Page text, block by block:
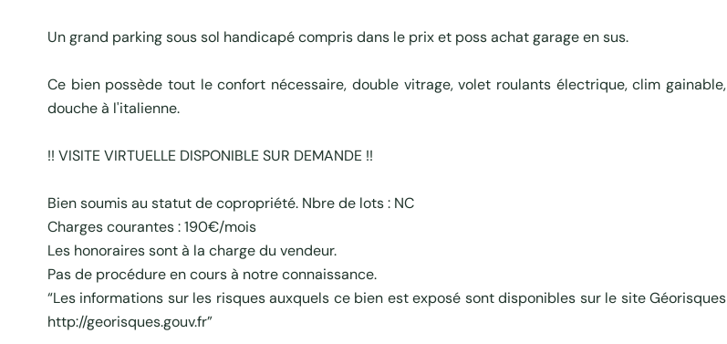
Un grand parking sous sol handicapé compris dans le prix et poss achat garage en sus.
Ce bien possède tout le confort nécessaire, double vitrage, volet roulants électrique, clim gainable,
douche à l'italienne.
!! VISITE VIRTUELLE DISPONIBLE SUR DEMANDE !!
Bien soumis au statut de copropriété. Nbre de lots : NC
Charges courantes : 190€/mois
Les honoraires sont à la charge du vendeur.
Pas de procédure en cours à notre connaissance.
“Les informations sur les risques auxquels ce bien est exposé sont disponibles sur le site Géorisques
http://georisques.gouv.fr”